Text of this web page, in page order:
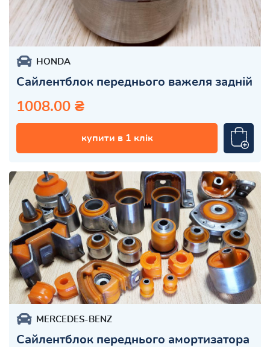
HONDA
Сайлентблок переднього важеля задній
1008.00 ₴
купити в 1 клік
MERCEDES-BENZ
Сайлентблок переднього амортизатора